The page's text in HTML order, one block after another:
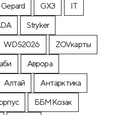
Gepard GX3
IT
Stryker
WDS2026
ZOVкарты
Аврора
Алтай
Антарктика
ББМКозак